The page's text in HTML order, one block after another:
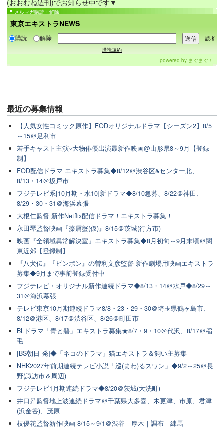
(おおむね週刊)でお知らせ中です▼
メルマガ購読・解除
東京エキストラNEWS
購読 解除
読者
購読規約
powered by まぐまぐ！
最近の募集情報
【人気女性コミック原作】FODオリジナルドラマ【シーズン2】8/5
～15＠足利市
若手キャスト主演×大物俳優出演最新作映画@山形県8～9月【登録
制】
FOD配信ドラマ エキストラ募集◆8/12＠渋谷区&センター北、
8/13・14＠坂戸市
フジテレビ系[10月期・水10]新ドラマ◆8/10急募、8/22＠神田、
8/29・30・31＠海浜幕張
大根仁監督 新作Netflix配信ドラマ！エキストラ募集！
永田琴監督映画『藻屑蟹(仮)』8/15＠茨城(行方市)
映画『全領域異常解決室』エキストラ募集◆8月初旬～9月末頃＠関
東近郊【登録制】
『八犬伝』『ピンポン』の曽利文彦監督 新作劇場用映画エキストラ
募集◆9月まで事前登録受付中
フジテレビ・オリジナル新作連続ドラマ◆8/13・14＠水戸◆8/29～
31＠海浜幕張
テレビ東京10月期連続ドラマ8/8・23・29・30＠埼玉県鶴ヶ島市、
8/12＠港区、8/17＠渋谷区、8/26＠町田市
BLドラマ「青と碧」エキストラ募集★8/7・9・10＠代沢、8/17＠稲
毛
[BS朝日 発]◆「ネコのドラマ」猫エキストラ＆飼い主募集
NHK2027年前期連続テレビ小説「巡(まわ)るスワン」◆9/2～25＠長
野(諏訪市＆周辺)
フジテレビ1月期連続ドラマ◆8/20＠茨城(大洗町)
井口昇監督地上波連続ドラマ＠千葉県大多喜、木更津、市原、君津
(浜金谷)、茂原
枝優花監督新作映画 8/15～9/1＠渋谷｜厚木｜調布｜練馬